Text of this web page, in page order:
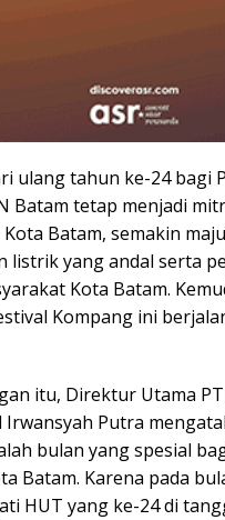
ulang tahun ke-24 bagi
Batam tetap menjadi
Batam, semakin
listrik yang andal serta
Kota Batam.
Kompang ini
itu, Direktur Utama
Irwansyah Putra
bulan yang spesial
Batam. Karena pada
HUT yang ke-24 di